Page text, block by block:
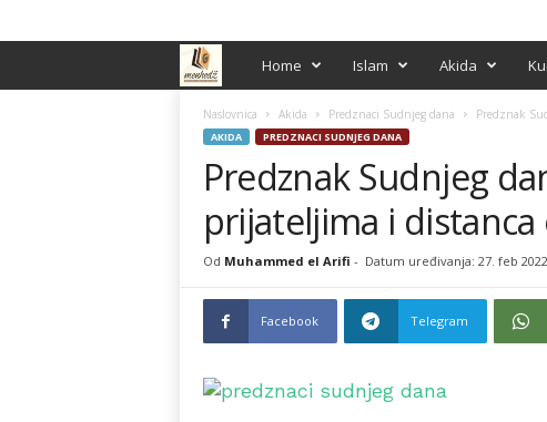
e
h
e
Home Islam Akida
Naslovnica Akida Predznaci Sudnjeg dana Predznak
AKIDA PREDZNACI SUDNJEG DANA
Predznak Sudnjeg
prijateljima i distanca
Od Muhammed el Arifi - Datum uređivanja: 27. feb
Facebook Telegram